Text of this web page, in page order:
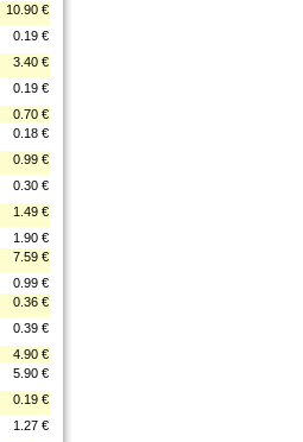
10.90 €
0.19 €
3.40 €
0.19 €
0.70 €
0.18 €
0.99 €
0.30 €
1.49 €
1.90 €
7.59 €
0.99 €
0.36 €
0.39 €
4.90 €
5.90 €
0.19 €
1.27 €